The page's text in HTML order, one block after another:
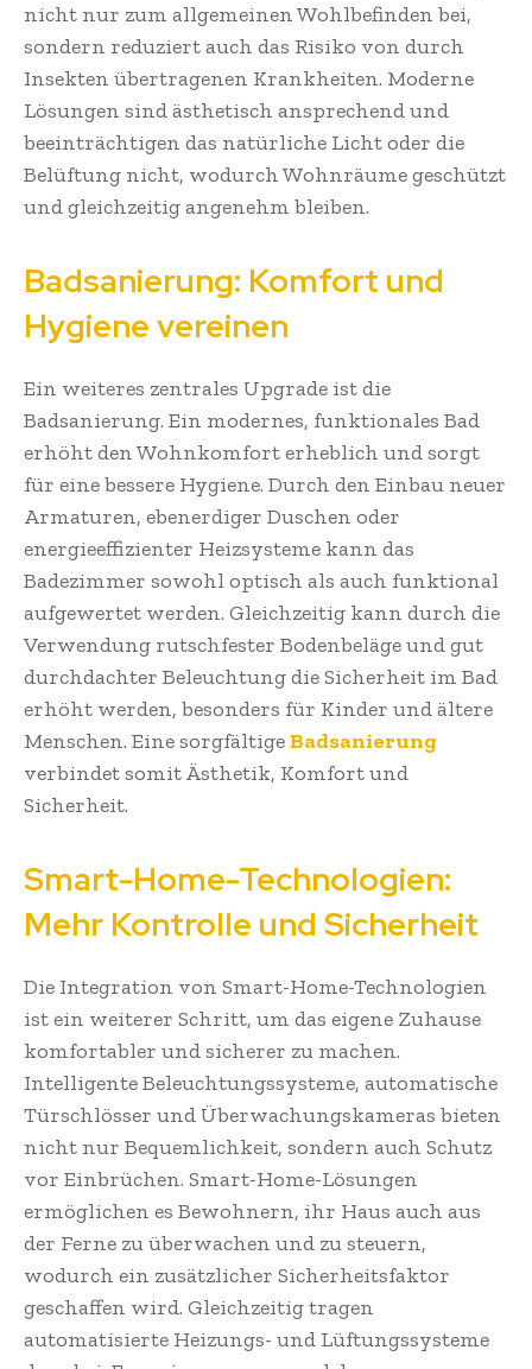
nicht nur zum allgemeinen Wohlbefinden bei,
sondern reduziert auch das Risiko von durch
Insekten übertragenen Krankheiten. Moderne
Lösungen sind ästhetisch ansprechend und
beeinträchtigen das natürliche Licht oder die
Belüftung nicht, wodurch Wohnräume geschützt
und gleichzeitig angenehm bleiben.
Badsanierung: Komfort und
Hygiene vereinen
Ein weiteres zentrales Upgrade ist die
Badsanierung. Ein modernes, funktionales Bad
erhöht den Wohnkomfort erheblich und sorgt
für eine bessere Hygiene. Durch den Einbau neuer
Armaturen, ebenerdiger Duschen oder
energieeffizienter Heizsysteme kann das
Badezimmer sowohl optisch als auch funktional
aufgewertet werden. Gleichzeitig kann durch die
Verwendung rutschfester Bodenbeläge und gut
durchdachter Beleuchtung die Sicherheit im Bad
erhöht werden, besonders für Kinder und ältere
Menschen. Eine sorgfältigeBadsanierung
verbindet somit Ästhetik, Komfort und
Sicherheit.
Smart-Home-Technologien:
Mehr Kontrolle und Sicherheit
Die Integration von Smart-Home-Technologien
ist ein weiterer Schritt, um das eigene Zuhause
komfortabler und sicherer zu machen.
Intelligente Beleuchtungssysteme, automatische
Türschlösser und Überwachungskameras bieten
nicht nur Bequemlichkeit, sondern auch Schutz
vor Einbrüchen. Smart-Home-Lösungen
ermöglichen es Bewohnern, ihr Haus auch aus
der Ferne zu überwachen und zu steuern,
wodurch ein zusätzlicher Sicherheitsfaktor
geschaffen wird. Gleichzeitig tragen
automatisierte Heizungs- und Lüftungssysteme